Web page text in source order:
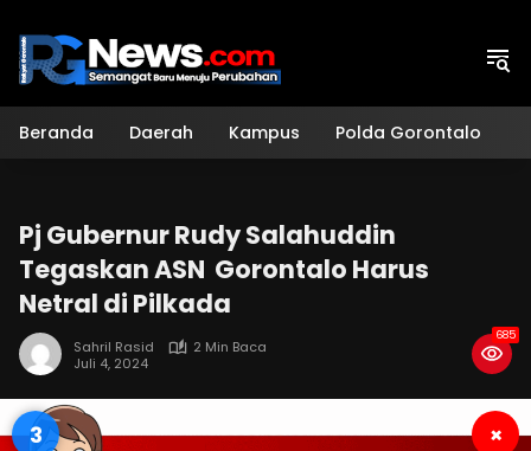
konten
Beranda Daerah Kampus Polda Gorontalo
Pj Gubernur Rudy Salahuddin
Tegaskan ASN Gorontalo Harus
Netral di Pilkada
Sahril Rasid
2 Min Baca
Juli 4, 2024
685
2 ×